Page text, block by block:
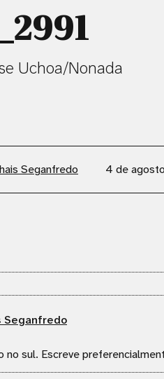
Uchoa/Nonada
Seganfredo 4 de
Seganfredo
no sul. Escreve